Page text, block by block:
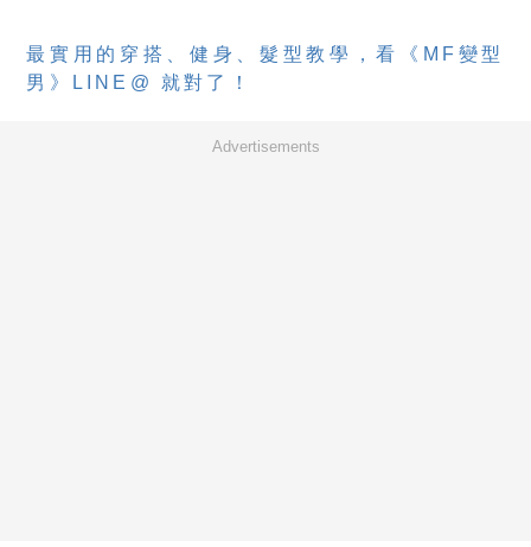
最實用的穿搭、健身、髮型教學，看《MF變型
男》LINE@ 就對了！
Advertisements